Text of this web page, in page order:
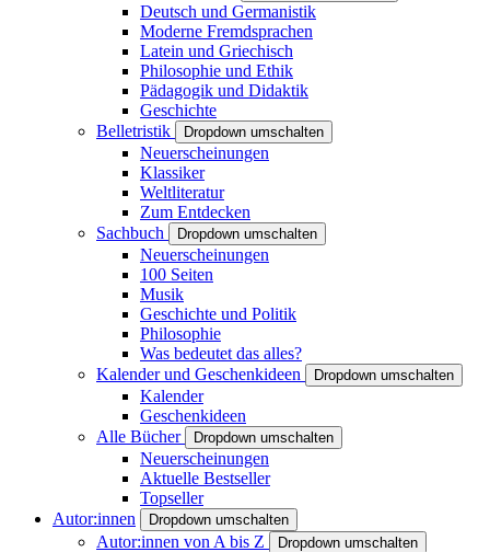
Deutsch und Germanistik
Moderne Fremdsprachen
Latein und Griechisch
Philosophie und Ethik
Pädagogik und Didaktik
Geschichte
Belletristik
Dropdown umschalten
Neuerscheinungen
Klassiker
Weltliteratur
Zum Entdecken
Sachbuch
Dropdown umschalten
Neuerscheinungen
100 Seiten
Musik
Geschichte und Politik
Philosophie
Was bedeutet das alles?
Kalender und Geschenkideen
Dropdown umschalten
Kalender
Geschenkideen
Alle Bücher
Dropdown umschalten
Neuerscheinungen
Aktuelle Bestseller
Topseller
Autor:innen
Dropdown umschalten
Autor:innen von A bis Z Dropdown umschalten